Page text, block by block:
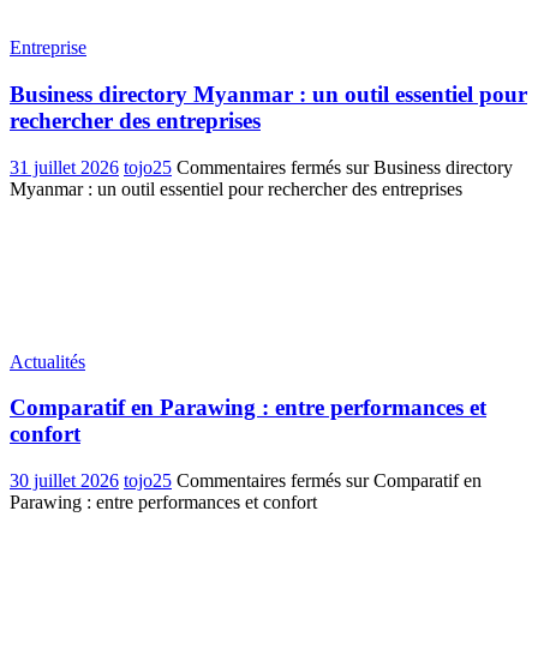
Entreprise
Business directory Myanmar : un outil essentiel pour
rechercher des entreprises
31 juillet 2026 tojo25 Commentaires fermés sur Business directory
Myanmar : un outil essentiel pour rechercher des entreprises
Actualités
Comparatif en Parawing : entre performances et
confort
30 juillet 2026 tojo25 Commentaires fermés sur Comparatif en
Parawing : entre performances et confort